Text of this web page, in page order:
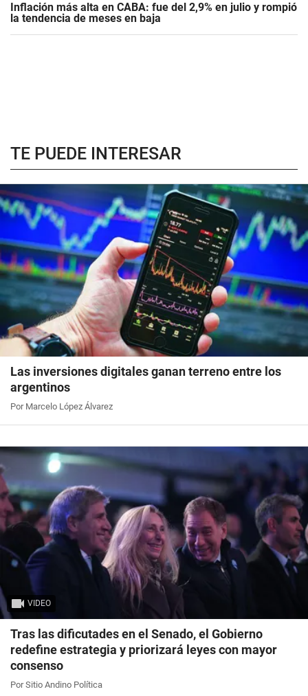
Inflación más alta en CABA: fue del 2,9% en julio y rompió
la tendencia de meses en baja
TE PUEDE INTERESAR
Las inversiones digitales ganan terreno entre los
argentinos
Por Marcelo López Álvarez
VIDEO
Tras las dificutades en el Senado, el Gobierno
redefine estrategia y priorizará leyes con mayor
consenso
Por Sitio Andino Política